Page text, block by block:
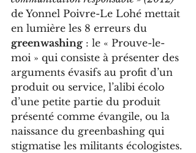
de Yonnel Poivre-Le Lohé mettait
en lumière les 8 erreurs du
greenwashing : le « Prouve-le-
moi » qui consiste à présenter des
arguments évasifs au profit d’un
produit ou service, l’alibi écolo
d’une petite partie du produit
présenté comme évangile, ou la
naissance du greenbashing qui
stigmatise les militants écologistes.